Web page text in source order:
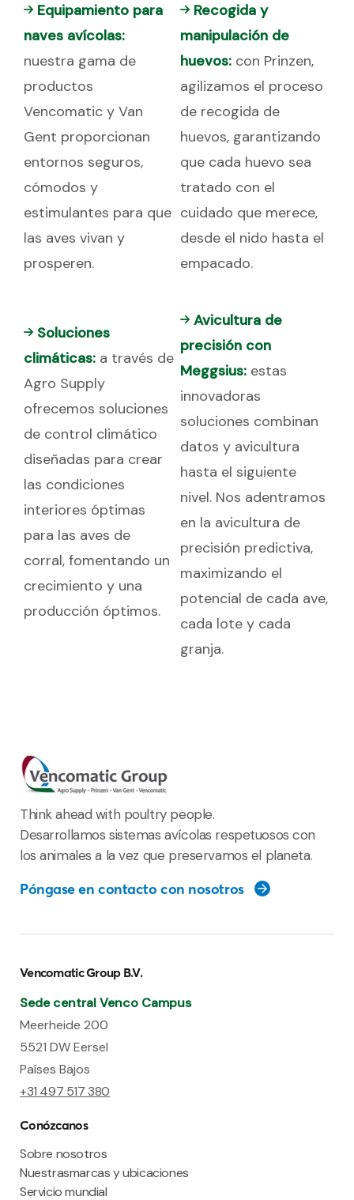
Equipamiento para
naves avícolas:
nuestra gama de
productos
Vencomatic y Van
Gent proporcionan
entornos seguros,
cómodos y
estimulantes para que
las aves vivan y
prosperen.
Recogida y
manipulación de
huevos: con Prinzen,
agilizamos el proceso
de recogida de
huevos, garantizando
que cada huevo sea
tratado con el
cuidado que merece,
desde el nido hasta el
empacado.
Soluciones
climáticas: a través de
Agro Supply
ofrecemos soluciones
de control climático
diseñadas para crear
las condiciones
interiores óptimas
para las aves de
corral, fomentando un
crecimiento y una
producción óptimos.
Avicultura de
precisión con
Meggsius: estas
innovadoras
soluciones combinan
datos y avicultura
hasta el siguiente
nivel. Nos adentramos
en la avicultura de
precisión predictiva,
maximizando el
potencial de cada ave,
cada lote y cada
granja.
Think ahead with poultry people.
Desarrollamos sistemas avícolas respetuosos con
los animales a la vez que preservamos el planeta.
Póngase en contacto con nosotros
Vencomatic Group B.V.
Sede central Venco Campus
Meerheide 200
5521 DW Eersel
Países Bajos
+31 497 517 380
Conózcanos
Sobre nosotros
Nuestrasmarcas y ubicaciones
Servicio mundial